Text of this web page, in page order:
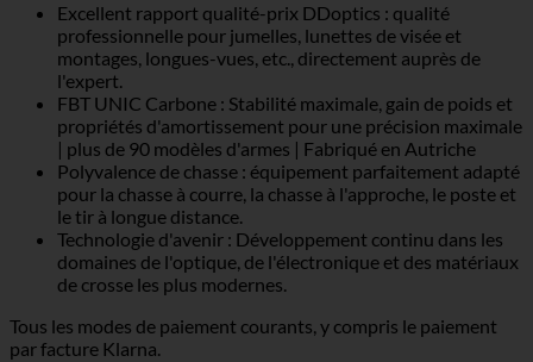
Excellent rapport qualité-prix DDoptics : qualité
professionnelle pour jumelles, lunettes de visée et
montages, longues-vues, etc., directement auprès de
l'expert.
FBT UNIC Carbone : Stabilité maximale, gain de poids et
propriétés d'amortissement pour une précision maximale
| plus de 90 modèles d'armes | Fabriqué en Autriche
Polyvalence de chasse : équipement parfaitement adapté
pour la chasse à courre, la chasse à l'approche, le poste et
le tir à longue distance.
Technologie d'avenir : Développement continu dans les
domaines de l'optique, de l'électronique et des matériaux
de crosse les plus modernes.
Tous les modes de paiement courants, y compris le paiement
par facture Klarna.